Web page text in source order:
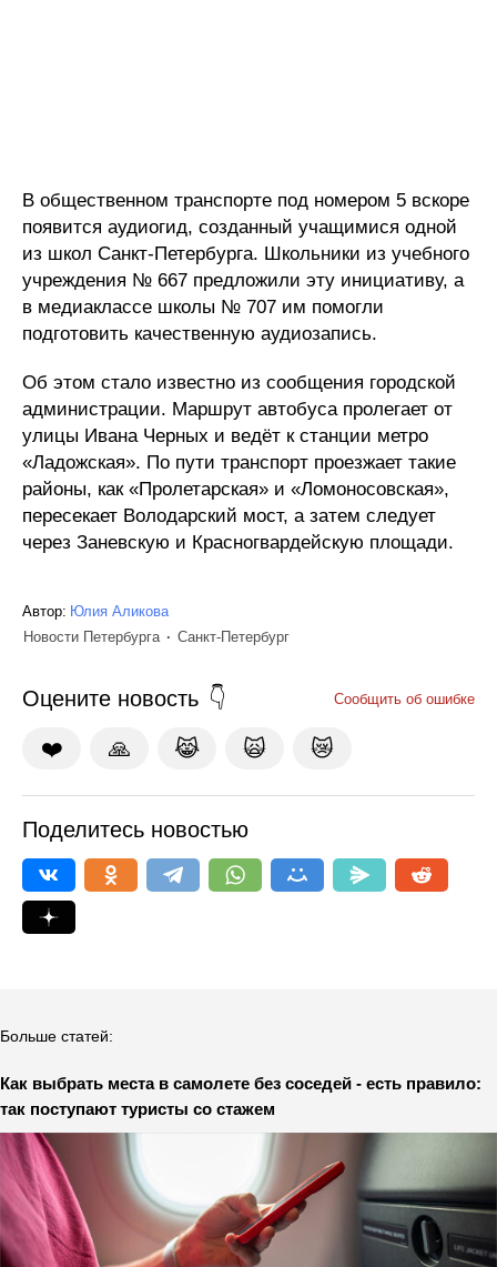
В общественном транспорте под номером 5 вскоре
появится аудиогид, созданный учащимися одной
из школ Санкт-Петербурга. Школьники из учебного
учреждения № 667 предложили эту инициативу, а
в медиаклассе школы № 707 им помогли
подготовить качественную аудиозапись.
Об этом стало известно из сообщения городской
администрации. Маршрут автобуса пролегает от
улицы Ивана Черных и ведёт к станции метро
«Ладожская». По пути транспорт проезжает такие
районы, как «Пролетарская» и «Ломоносовская»,
пересекает Володарский мост, а затем следует
через Заневскую и Красногвардейскую площади.
Автор: Юлия Аликова
Новости Петербурга
Санкт-Петербург
Оцените новость Сообщить об ошибке
❤️ 🙏 😹 🙀 😿
Поделитесь новостью
Больше статей:
Как выбрать места в самолете без соседей - есть правило:
так поступают туристы со стажем